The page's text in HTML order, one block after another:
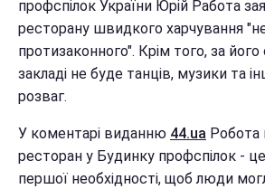
профспілок України Юрій Работа
ресторану швидкого харчування
протизаконного". Крім того, за
закладі не буде танців, музики та
розваг.
У коментарі виданню 44.ua Робота
ресторан у Будинку профспілок -
першої необхідності, щоб люди